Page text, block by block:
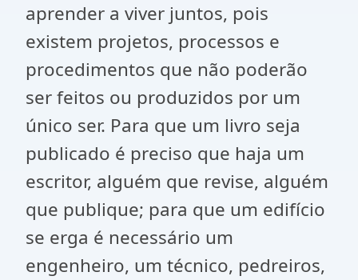
aprender a viver juntos, pois
existem projetos, processos e
procedimentos que não poderão
ser feitos ou produzidos por um
único ser. Para que um livro seja
publicado é preciso que haja um
escritor, alguém que revise, alguém
que publique; para que um edifício
se erga é necessário um
engenheiro, um técnico, pedreiros,